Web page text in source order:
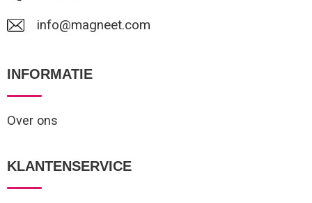
info@magneet.com
INFORMATIE
Over ons
KLANTENSERVICE